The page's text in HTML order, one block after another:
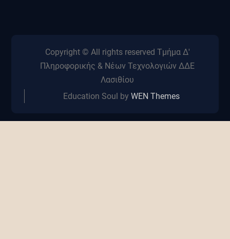
Copyright © All rights reserved Τμήμα Δ'
Πληροφορικής & Νέων Τεχνολογιών ΔΔΕ
Λασιθίου
Education Soul byWEN Themes